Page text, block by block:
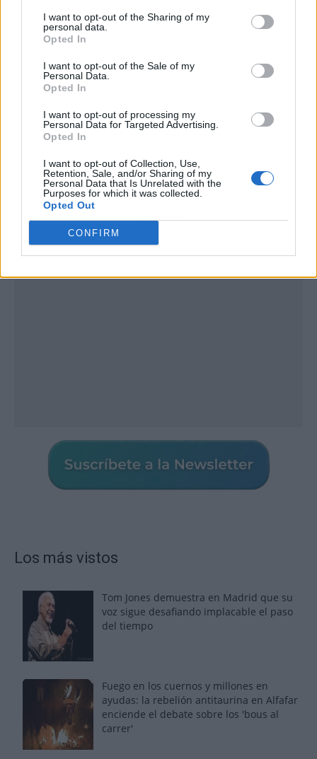
I want to opt-out of the Sharing of my
personal data.
Opted In
I want to opt-out of the Sale of my
Personal Data.
Opted In
I want to opt-out of processing my
Personal Data for Targeted Advertising.
Opted In
I want to opt-out of Collection, Use,
Retention, Sale, and/or Sharing of my
Personal Data that Is Unrelated with the
Purposes for which it was collected.
Opted Out
CONFIRM
Los más vistos
Tom Jones demuestra en Madrid que su
voz sigue desafiando implacable el paso
del tiempo
Fuego en los cuernos y millones en
ayudas: la rebelión antitaurina en Alfafar
enciende el debate sobre los 'bous al
carrer'